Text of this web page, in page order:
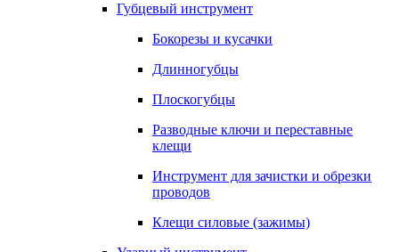
Губцевый инструмент
Бокорезы и кусачки
Длинногубцы
Плоскогубцы
Разводные ключи и переставные
клещи
Инструмент для зачистки и обрезки
проводов
Клещи силовые (зажимы)